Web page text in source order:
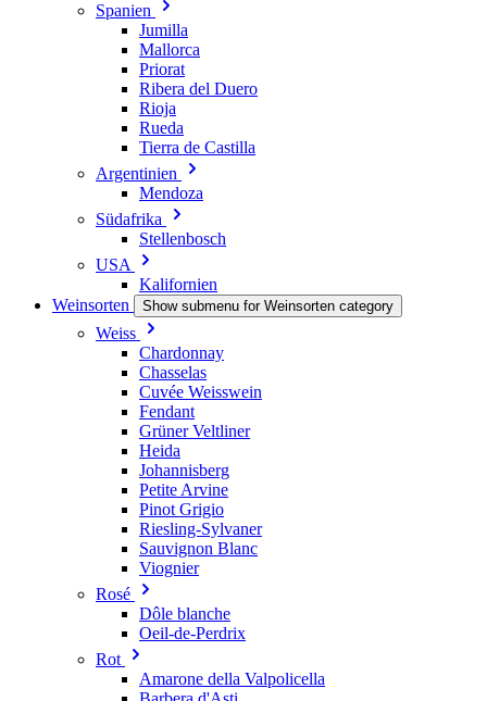
Spanien
Jumilla
Mallorca
Priorat
Ribera del Duero
Rioja
Rueda
Tierra de Castilla
Argentinien
Mendoza
Südafrika
Stellenbosch
USA
Kalifornien
Weinsorten
Show submenu for Weinsorten category
Weiss
Chardonnay
Chasselas
Cuvée Weisswein
Fendant
Grüner Veltliner
Heida
Johannisberg
Petite Arvine
Pinot Grigio
Riesling-Sylvaner
Sauvignon Blanc
Viognier
Rosé
Dôle blanche
Oeil-de-Perdrix
Rot
Amarone della Valpolicella